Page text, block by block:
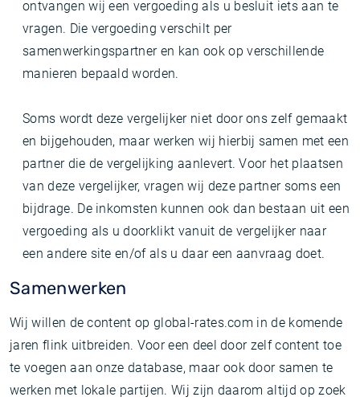
ontvangen wij een vergoeding als u besluit iets aan te
vragen. Die vergoeding verschilt per
samenwerkingspartner en kan ook op verschillende
manieren bepaald worden.
Soms wordt deze vergelijker niet door ons zelf gemaakt
en bijgehouden, maar werken wij hierbij samen met een
partner die de vergelijking aanlevert. Voor het plaatsen
van deze vergelijker, vragen wij deze partner soms een
bijdrage. De inkomsten kunnen ook dan bestaan uit een
vergoeding als u doorklikt vanuit de vergelijker naar
een andere site en/of als u daar een aanvraag doet.
Samenwerken
Wij willen de content op global-rates.com in de komende
jaren flink uitbreiden. Voor een deel door zelf content toe
te voegen aan onze database, maar ook door samen te
werken met lokale partijen. Wij zijn daarom altijd op zoek